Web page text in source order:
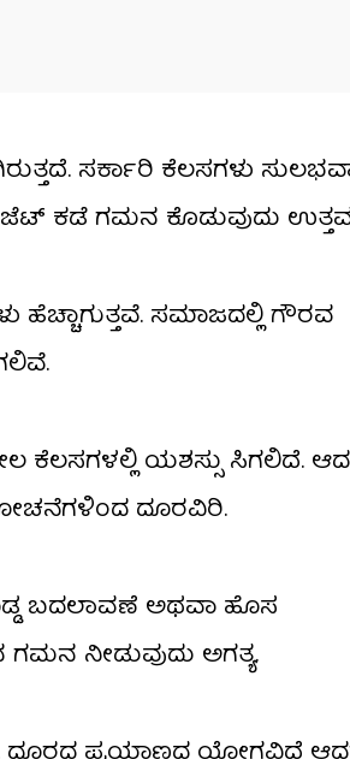
ಸರ್ಕಾರಿ ಕೆಲಸಗಳು
ಬಜೆಟ್ ಕಡೆ ಗಮನ ಕೊಡುವುದು
ಹೆಚ್ಚಾಗುತ್ತವೆ. ಸಮಾಜದಲ್ಲಿ ಗೌರವ
ಕೆಲಸಗಳಲ್ಲಿ ಯಶಸ್ಸು ಸಿಗಲಿದೆ.
ದೂರವಿರಿ.
ಬದಲಾವಣೆ ಅಥವಾ ಹೊಸ
ನೀಡುವುದು ಅಗತ್ಯ.